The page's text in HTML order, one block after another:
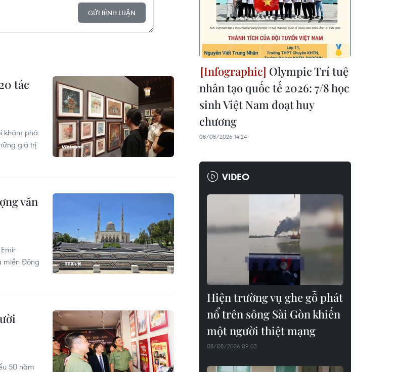
GỬI BÌNH LUẬN
tác
khám phá
giá trị
văn
miền Đông
50 năm
Olympic Trí tuệ
nhân tạo quốc tế 2026: 7/8 học
sinh Việt Nam đoạt huy
chương
08/08/2026 14:24
VIDEO
Hiện trường vụ ghe gỗ phát
nổ trên sông Sài Gòn khiến
một người thiệt mạng
08/08/2026 09:03